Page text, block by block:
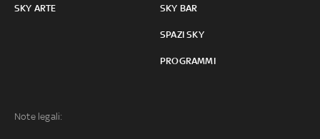
SKY ARTE SKY BAR
SPAZI SKY
PROGRAMMI
Note legali: